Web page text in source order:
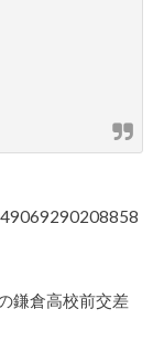
鎌倉高校前交差